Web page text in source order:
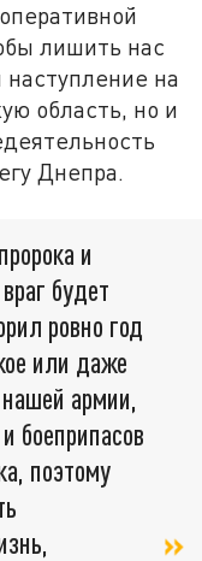
лишить нас
на
область, но и
Днепра.
и
будет
ровно год
или даже
армии,
боеприпасов
поэтому